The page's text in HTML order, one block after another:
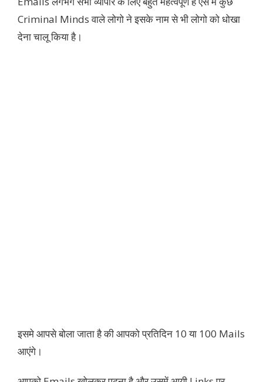
Criminal Minds वाले लोगो ने इसके नाम से भी लोगो को धोखा
देना चालू किया है।
इसमे आपसे बोला जाता है की आपको प्रतिदिन 10 या 100 Mails
आएंगे।